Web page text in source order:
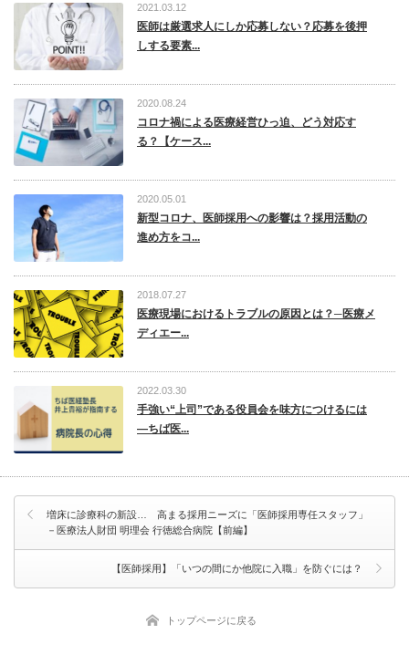
2021.03.12
医師は厳選求人にしか応募しない？応募を後押
しする要素...
2020.08.24
コロナ禍による医療経営ひっ迫、どう対応す
る？【ケース...
2020.05.01
新型コロナ、医師採用への影響は？採用活動の
進め方をコ...
2018.07.27
医療現場におけるトラブルの原因とは？─医療メ
ディエー...
2022.03.30
手強い“上司”である役員会を味方につけるには
―ちば医...
増床に診療科の新設… 高まる採用ニーズに「医師採用専任スタッフ」
－医療法人財団 明理会 行徳総合病院【前編】
【医師採用】「いつの間にか他院に入職」を防ぐには？
トップページに戻る